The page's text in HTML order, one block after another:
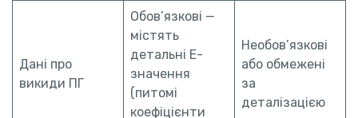
Дані про
викиди ПГ
Обов’язкові —
містять
детальні E-
значення
(питомі
коефіцієнти
Необов’язкові
або обмежені
за
деталізацією